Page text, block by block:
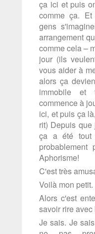
ça ici et puis
comme ça.
gens
arrangement
comme cela –
jour (ils
vous aider à
alors ça
immobile et
commence à
ici, et puis ça
rit) Depuis
ça a été tout
Aphorisme!
C'est très
Voilà mon petit.
Alors c'est
savoir rire
Je sais. Je